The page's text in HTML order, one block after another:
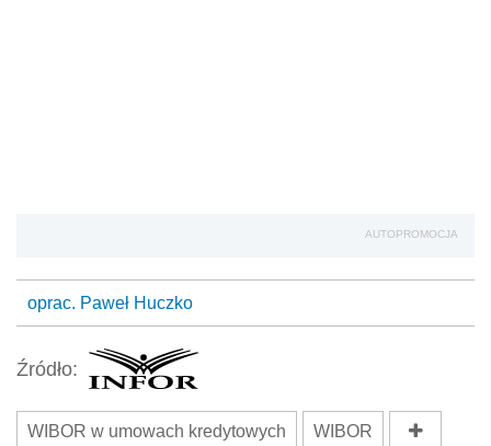
AUTOPROMOCJA
oprac. Paweł Huczko
Źródło:
WIBOR w umowach kredytowych WIBOR